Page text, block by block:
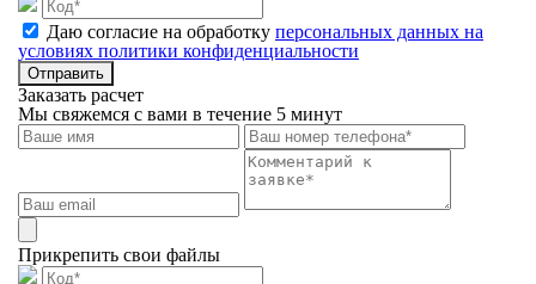
Даю согласие на обработку персональных данных на
условиях политики конфиденциальности
Отправить
Заказать расчет
Мы свяжемся с вами в течение 5 минут
Прикрепить свои файлы